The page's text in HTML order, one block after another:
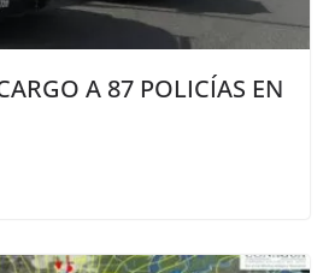
A 87 POLICÍAS EN